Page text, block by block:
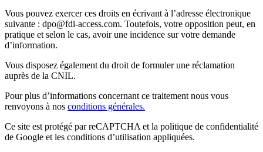
Vous pouvez exercer ces droits en écrivant à l’adresse électronique
suivante : dpo@fdi-access.com. Toutefois, votre opposition peut, en
pratique et selon le cas, avoir une incidence sur votre demande
d’information.
Vous disposez également du droit de formuler une réclamation
auprès de la CNIL.
Pour plus d’informations concernant ce traitement nous vous
renvoyons à nos conditions générales.
Ce site est protégé par reCAPTCHA et la politique de confidentialité
de Google et les conditions d’utilisation appliquées.